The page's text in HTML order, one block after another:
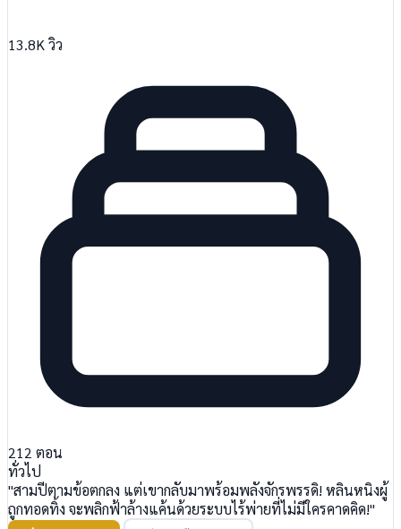
13.8K วิว
212 ตอน
ทั่วไป
"สามปีตามข้อตกลง แต่เขากลับมาพร้อมพลังจักรพรรดิ! หลินหนิงผู้
ถูกทอดทิ้ง จะพลิกฟ้าล้างแค้นด้วยระบบไร้พ่ายที่ไม่มีใครคาดคิด!"